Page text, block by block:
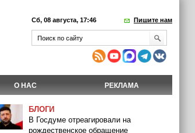
Сб, 08 августа, 17:46 Пишите нам
О НАС РЕКЛАМА
БЛОГИ
В Госдуме отреагировали на
рождественское обращение